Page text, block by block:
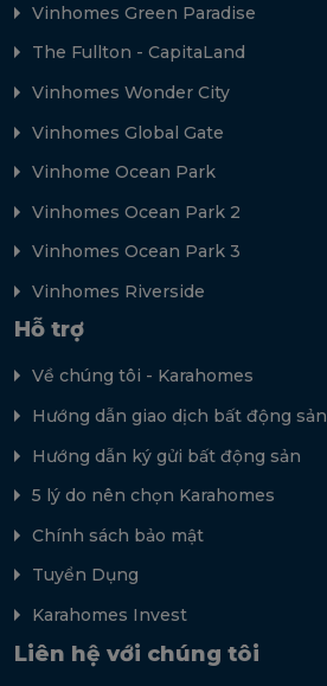
Vinhomes Green Paradise
The Fullton - CapitaLand
Vinhomes Wonder City
Vinhomes Global Gate
Vinhome Ocean Park
Vinhomes Ocean Park 2
Vinhomes Ocean Park 3
Vinhomes Riverside
Hỗ trợ
Về chúng tôi - Karahomes
Hướng dẫn giao dịch bất động sản
Hướng dẫn ký gửi bất động sản
5 lý do nên chọn Karahomes
Chính sách bảo mật
Tuyển Dụng
Karahomes Invest
Liên hệ với chúng tôi